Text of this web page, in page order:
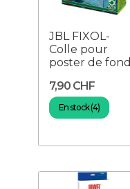
JBL FIXOL-
Colle pour
poster de fond
7,90 CHF
En stock (4)